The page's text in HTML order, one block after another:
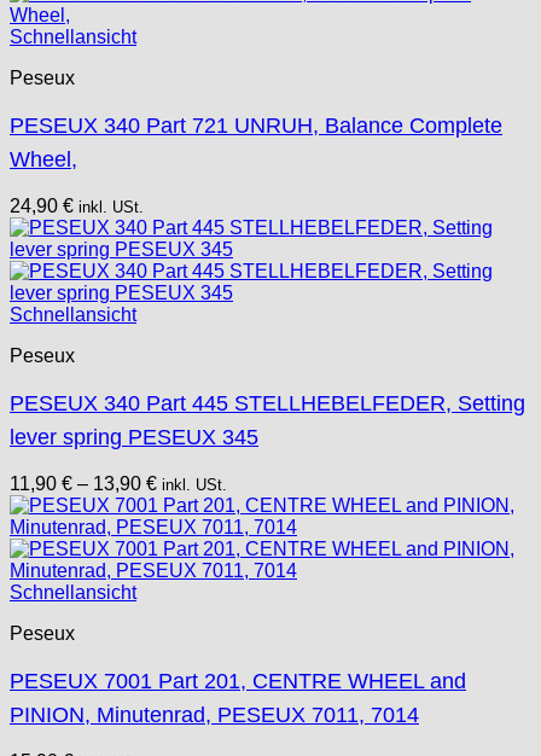
Schnellansicht
Peseux
PESEUX 340 Part 721 UNRUH, Balance Complete
Wheel,
24,90 € inkl. USt.
Schnellansicht
Peseux
PESEUX 340 Part 445 STELLHEBELFEDER, Setting
lever spring PESEUX 345
11,90 € – 13,90 € inkl. USt.
Schnellansicht
Peseux
PESEUX 7001 Part 201, CENTRE WHEEL and
PINION, Minutenrad, PESEUX 7011, 7014